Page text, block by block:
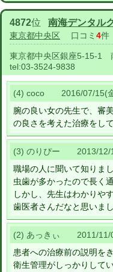
4872位 南海デンタル
東京都中央区 口コミ 4
東京都中央区銀座5-15-1
tel:03-3524-9838
(4) coco 2016/07/15(
腕の良い女の先生で、審
の良さを考えた治療をし
(3) のりぴー 2013/12/
職場の人に聞いて知りまし
虫歯が多かったので長く
しかし、先生はわかりや
歯医者さんだなと思いまし
(2) あっきぃ 2011/11/
患者への治療前の説明を
衛生管理がしっかりしてい